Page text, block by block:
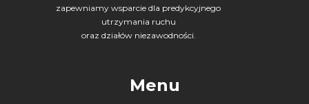
zapewniamy wsparcie dla predykcyjnego
utrzymania ruchu
oraz działów niezawodności.
Menu